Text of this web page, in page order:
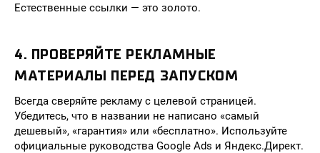
Естественные ссылки — это золото.
4. ПРОВЕРЯЙТЕ РЕКЛАМНЫЕ
МАТЕРИАЛЫ ПЕРЕД ЗАПУСКОМ
Всегда сверяйте рекламу с целевой страницей.
Убедитесь, что в названии не написано «самый
дешевый», «гарантия» или «бесплатно». Используйте
официальные руководства Google Ads и Яндекс.Директ.